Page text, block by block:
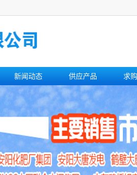
新闻动态 供应产品 求